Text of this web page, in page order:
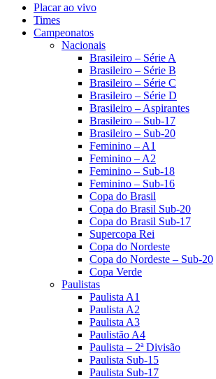
Placar ao vivo
Times
Campeonatos
Nacionais
Brasileiro – Série A
Brasileiro – Série B
Brasileiro – Série C
Brasileiro – Série D
Brasileiro – Aspirantes
Brasileiro – Sub-17
Brasileiro – Sub-20
Feminino – A1
Feminino – A2
Feminino – Sub-18
Feminino – Sub-16
Copa do Brasil
Copa do Brasil Sub-20
Copa do Brasil Sub-17
Supercopa Rei
Copa do Nordeste
Copa do Nordeste – Sub-20
Copa Verde
Paulistas
Paulista A1
Paulista A2
Paulista A3
Paulistão A4
Paulista – 2ª Divisão
Paulista Sub-15
Paulista Sub-17